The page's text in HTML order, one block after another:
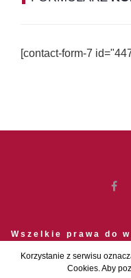
[contact-form-7
Wszelkie prawa do
Korzystanie z serwisu
Cookies. Aby